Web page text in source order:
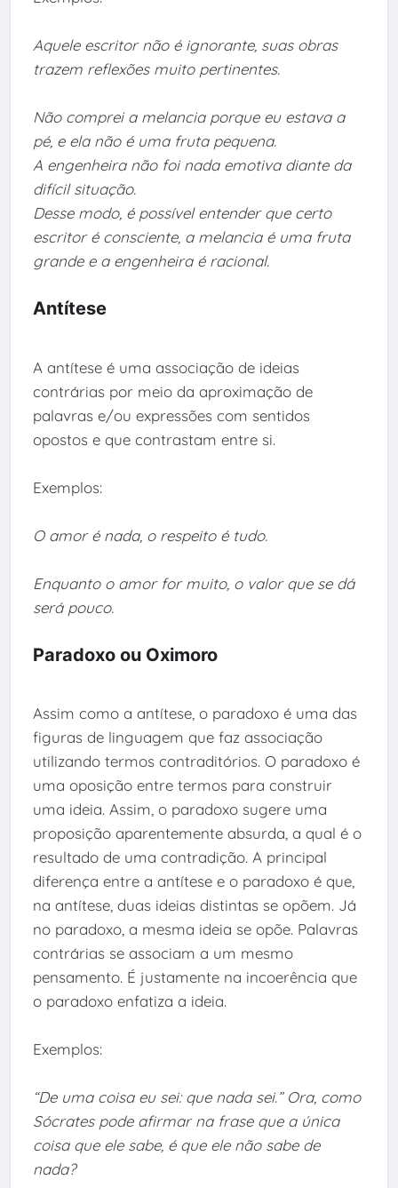
Aquele escritor não é ignorante, suas obras
trazem reflexões muito pertinentes.
Não comprei a melancia porque eu estava a
pé, e ela não é uma fruta pequena.
A engenheira não foi nada emotiva diante da
difícil situação.
Desse modo, é possível entender que certo
escritor é consciente, a melancia é uma fruta
grande e a engenheira é racional.
Antítese
A antítese é uma associação de ideias
contrárias por meio da aproximação de
palavras e/ou expressões com sentidos
opostos e que contrastam entre si.
Exemplos:
O amor é nada, o respeito é tudo.
Enquanto o amor for muito, o valor que se dá
será pouco.
Paradoxo ou Oximoro
Assim como a antítese, o paradoxo é uma das
figuras de linguagem que faz associação
utilizando termos contraditórios. O paradoxo é
uma oposição entre termos para construir
uma ideia. Assim, o paradoxo sugere uma
proposição aparentemente absurda, a qual é o
resultado de uma contradição. A principal
diferença entre a antítese e o paradoxo é que,
na antítese, duas ideias distintas se opõem. Já
no paradoxo, a mesma ideia se opõe. Palavras
contrárias se associam a um mesmo
pensamento. É justamente na incoerência que
o paradoxo enfatiza a ideia.
Exemplos:
“De uma coisa eu sei: que nada sei.” Ora, como
Sócrates pode afirmar na frase que a única
coisa que ele sabe, é que ele não sabe de
nada?